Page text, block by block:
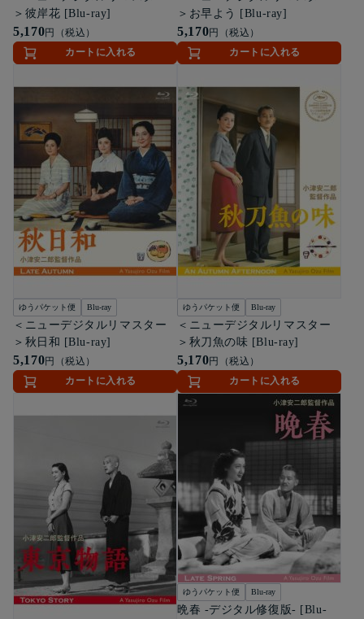
＞彼岸花 [Blu-ray]
5,170円（税込）
カートに入れる
＞お早よう [Blu-ray]
5,170円（税込）
カートに入れる
ゆうパケット便 Blu-ray
＜ニューデジタルリマスター
＞秋日和 [Blu-ray]
5,170円（税込）
カートに入れる
ゆうパケット便 Blu-ray
＜ニューデジタルリマスター
＞秋刀魚の味 [Blu-ray]
5,170円（税込）
カートに入れる
ゆうパケット便 Blu-ray
晩春 -デジタル修復版- [Blu-